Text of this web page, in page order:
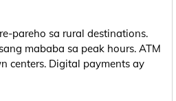
pareho sa rural destinations.
mababa sa peak hours. ATM
centers. Digital payments ay